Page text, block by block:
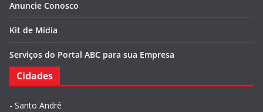
Anuncie Conosco
Kit de Mídia
Serviços do Portal ABC para sua Empresa
Cidades
- Santo André